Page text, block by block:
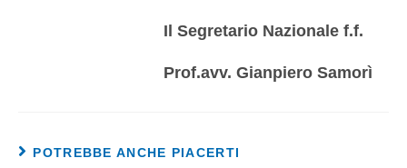
Il Segretario Nazionale f.f.
Prof.avv. Gianpiero Samorì
POTREBBE ANCHE PIACERTI